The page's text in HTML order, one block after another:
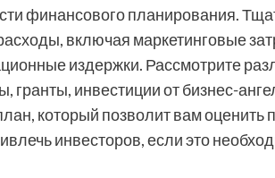
финансового планирования.
включая маркетинговые
издержки. Рассмотрите
гранты, инвестиции от бизнес-
который позволит вам оценить
инвесторов, если это